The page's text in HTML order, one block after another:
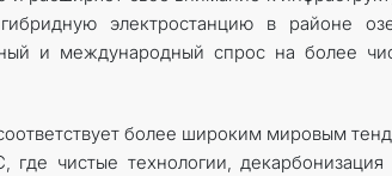
гибридную электростанцию в районе
и международный спрос на более
более широким мировым
где чистые технологии,